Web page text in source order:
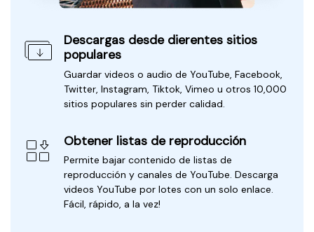
Descargas desde dierentes sitios
populares
Guardar videos o audio de YouTube, Facebook,
Twitter, Instagram, Tiktok, Vimeo u otros 10,000
sitios populares sin perder calidad.
Obtener listas de reproducción
Permite bajar contenido de listas de
reproducción y canales de YouTube. Descarga
videos YouTube por lotes con un solo enlace.
Fácil, rápido, a la vez!